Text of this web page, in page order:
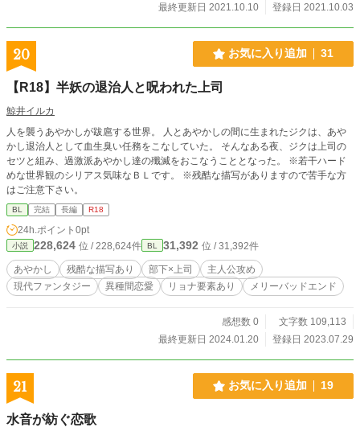
最終更新日 2021.10.10
登録日 2021.10.03
20 お気に入り追加 31
【R18】半妖の退治人と呪われた上司
鯨井イルカ
人を襲うあやかしが跋扈する世界。 人とあやかしの間に生まれたジクは、あや
かし退治人として血生臭い任務をこなしていた。 そんなある夜、ジクは上司の
セツと組み、過激派あやかし達の殲滅をおこなうこととなった。 ※若干ハード
めな世界観のシリアス気味なＢＬです。 ※残酷な描写がありますので苦手な方
はご注意下さい。
BL 完結 長編 R18
24h.ポイント 0pt
小説 228,624 位 / 228,624件 BL 31,392 位 / 31,392件
あやかし 残酷な描写あり 部下×上司
主人公攻め
現代ファンタジー
異種間恋愛 リョナ要素あり メリーバッドエンド
感想数 0
文字数 109,113
最終更新日 2024.01.20
登録日 2023.07.29
21 お気に入り追加 19
水音が紡ぐ恋歌